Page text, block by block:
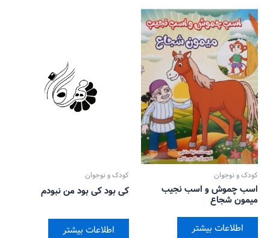
کودک و نوجوان
اسب چموش و اسب نجیب
میمون شجاع
اطلاعات بیشتر
کودک و نوجوان
کی بود کی بود من نبودم
اطلاعات بیشتر